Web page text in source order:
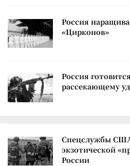
Россия
«Цирконов»
Россия
рассекающему
Спецслужбы
экзотической
России